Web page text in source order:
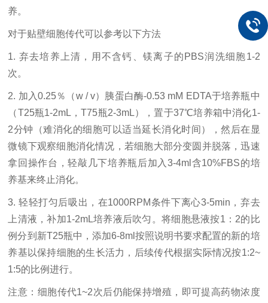
养。
对于贴壁细胞传代可以参考以下方法
1. 弃去培养上清，用不含钙、镁离子的PBS润洗细胞1-2
次。
2. 加入0.25％（w / v）胰蛋白酶-0.53 mM EDTA于培养瓶中
（T25瓶1-2mL，T75瓶2-3mL），置于37℃培养箱中消化1-
2分钟（难消化的细胞可以适当延长消化时间），然后在显
微镜下观察细胞消化情况，若细胞大部分变圆并脱落，迅速
拿回操作台，轻敲几下培养瓶后加入3-4ml含10%FBS的培
养基来终止消化。
3. 轻轻打匀后吸出，在1000RPM条件下离心3-5min，弃去
上清液，补加1-2mL培养液后吹匀。将细胞悬液按1：2的比
例分到新T25瓶中，添加6-8ml按照说明书要求配置的新的培
养基以保持细胞的生长活力，后续传代根据实际情况按1:2~
1:5的比例进行。
注意：细胞传代1~2次后仍能保持增殖，即可提高药物浓度